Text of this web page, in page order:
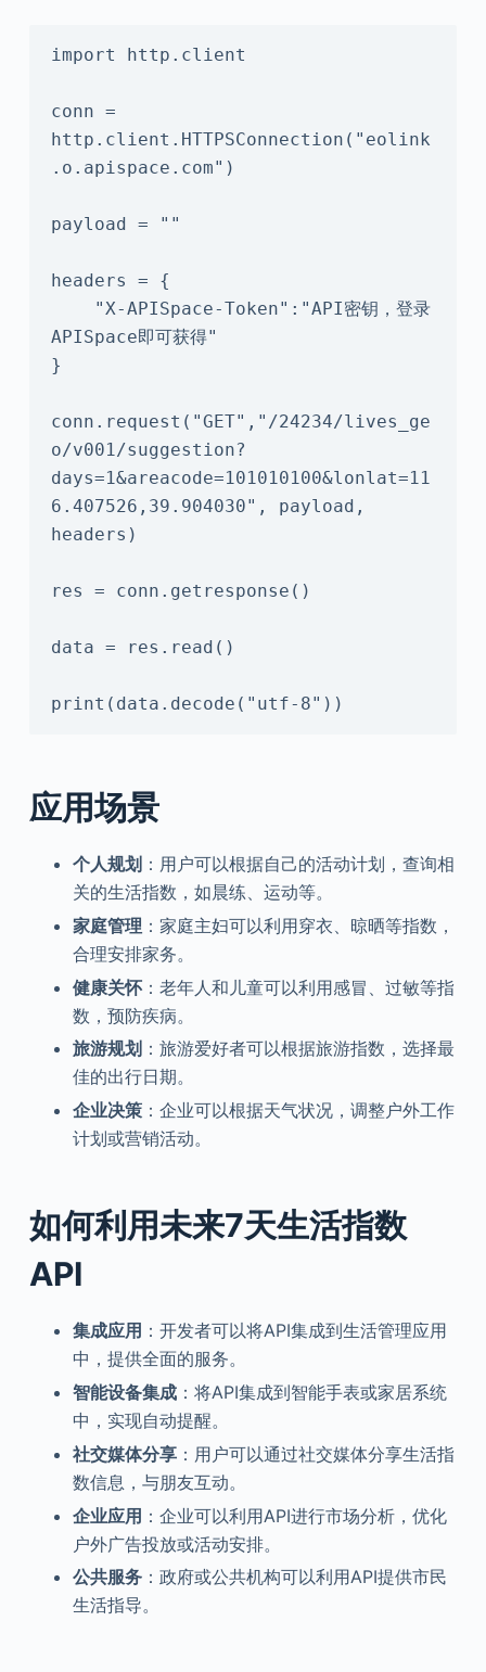
import http.client
conn =
http.client.HTTPSConnection("eolink
.o.apispace.com")
payload = ""
headers = {
APISpace即可获得"
}
conn.request("GET","/24234/lives_ge
o/v001/suggestion?
days=1&areacode=101010100&lonlat=11
6.407526,39.904030", payload,
headers)
res = conn.getresponse()
data = res.read()
print(data.decode("utf-8"))
应用场景
个人规划 ：用户可以根据自己的活动计划，查询相
关的生活指数，如晨练、运动等。
家庭管理 ：家庭主妇可以利用穿衣、晾晒等指数，
合理安排家务。
健康关怀：老年人和儿童可以利用感冒、过敏等指
数，预防疾病。
旅游规划 ：旅游爱好者可以根据旅游指数，选择最
佳的出行日期。
企业决策：企业可以根据天气状况，调整户外工作
计划或营销活动。
如何利用未来7天生活指数
API
集成应用 ：开发者可以将API集成到生活管理应用
中，提供全面的服务。
智能设备集成：将API集成到智能手表或家居系统
中，实现自动提醒。
社交媒体分享：用户可以通过社交媒体分享生活指
数信息，与朋友互动。
企业应用 ：企业可以利用API进行市场分析，优化
户外广告投放或活动安排。
公共服务：政府或公共机构可以利用API提供市民
生活指导。